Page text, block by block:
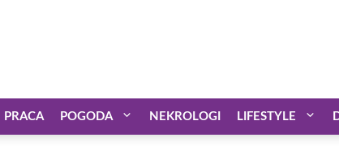
PRACA POGODA NEKROLOGI LIFESTYLE